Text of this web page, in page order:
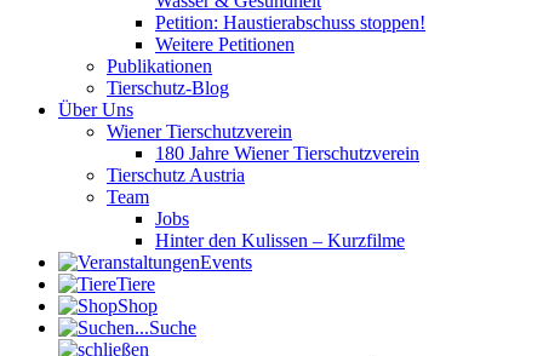
Petition: Haustierabschuss stoppen!
Weitere Petitionen
Publikationen
Tierschutz-Blog
Über Uns
Wiener Tierschutzverein
180 Jahre Wiener Tierschutzverein
Tierschutz Austria
Team
Jobs
Hinter den Kulissen – Kurzfilme
Events
Tiere
Shop
Suche